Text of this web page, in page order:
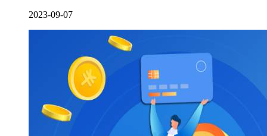
2023-09-07